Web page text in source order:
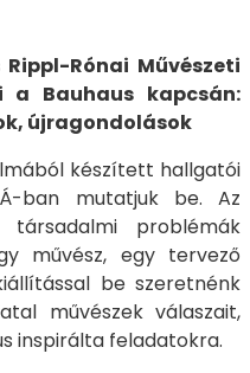
Rónai Művészeti
Bauhaus kapcsán:
újragondolások
készített hallgatói
ban mutatjuk be. Az
problémák
művész, egy tervező
be szeretnénk
művészek válaszait,
inspirálta feladatokra.